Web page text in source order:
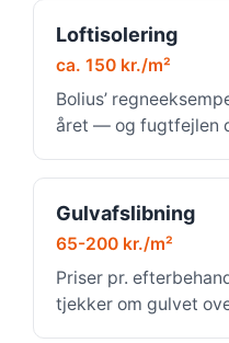
Loftisolering
ca. 150 kr./m²
Bolius’
året — og fugtfejlen
Gulvafslibning
65-200 kr./m²
Priser pr.
tjekker om gulvet